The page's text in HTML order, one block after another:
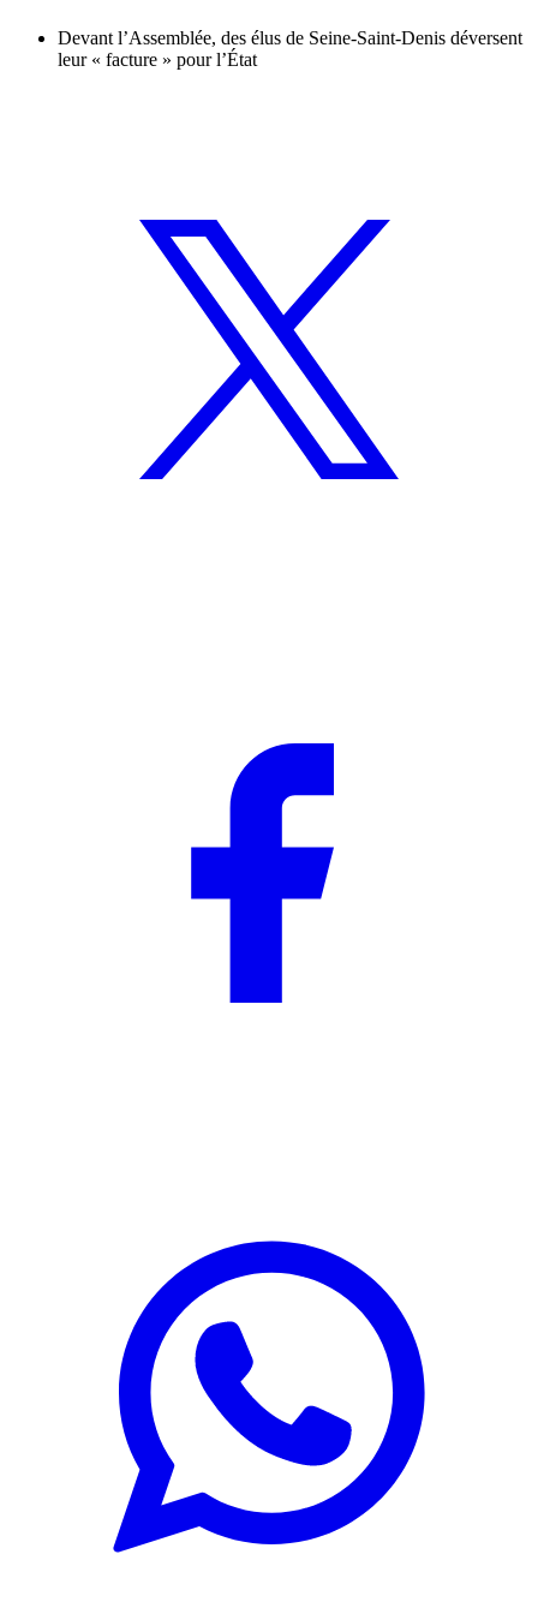
Devant l’Assemblée, des élus de Seine-Saint-Denis déversent
leur « facture » pour l’État